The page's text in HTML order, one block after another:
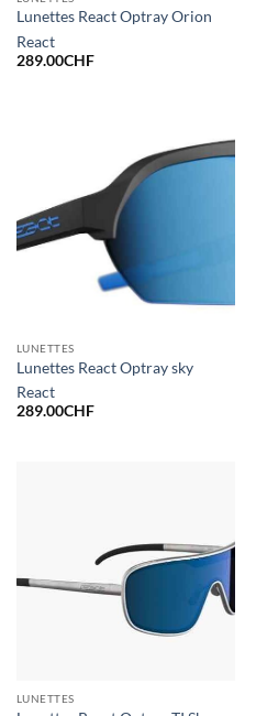
Lunettes React Optray Orion
React
289.00CHF
LUNETTES
Lunettes React Optray sky
React
289.00CHF
LUNETTES